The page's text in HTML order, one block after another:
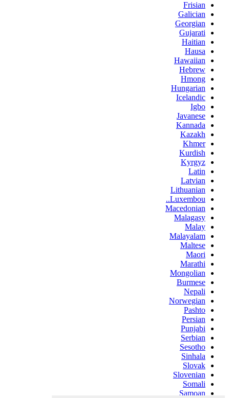
Frisian
Galician
Georgian
Gujarati
Haitian
Hausa
Hawaiian
Hebrew
Hmong
Hungarian
Icelandic
Igbo
Javanese
Kannada
Kazakh
Khmer
Kurdish
Kyrgyz
Latin
Latvian
Lithuanian
Luxembou..
Macedonian
Malagasy
Malay
Malayalam
Maltese
Maori
Marathi
Mongolian
Burmese
Nepali
Norwegian
Pashto
Persian
Punjabi
Serbian
Sesotho
Sinhala
Slovak
Slovenian
Somali
Samoan